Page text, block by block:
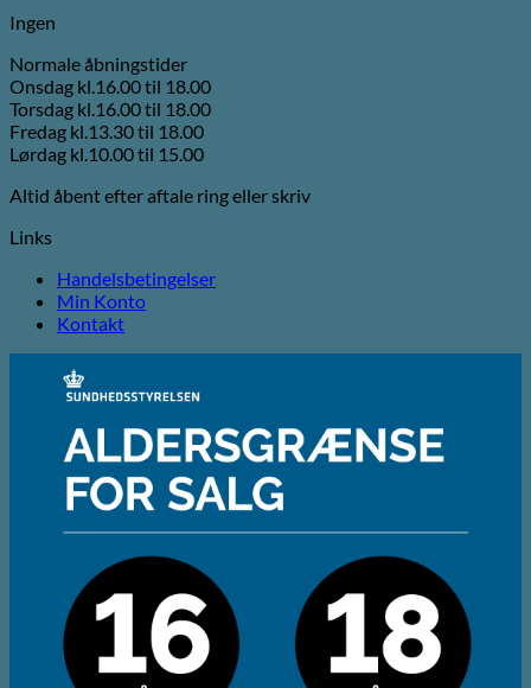
Ingen
Normale åbningstider
Onsdag kl.16.00 til 18.00
Torsdag kl.16.00 til 18.00
Fredag kl.13.30 til 18.00
Lørdag kl.10.00 til 15.00
Altid åbent efter aftale ring eller skriv
Links
Handelsbetingelser
Min Konto
Kontakt